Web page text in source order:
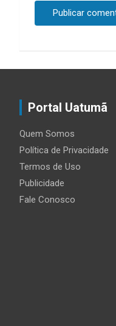
Portal Uatumã
Quem Somos
Política de Privacidade
Termos de Uso
Publicidade
Fale Conosco